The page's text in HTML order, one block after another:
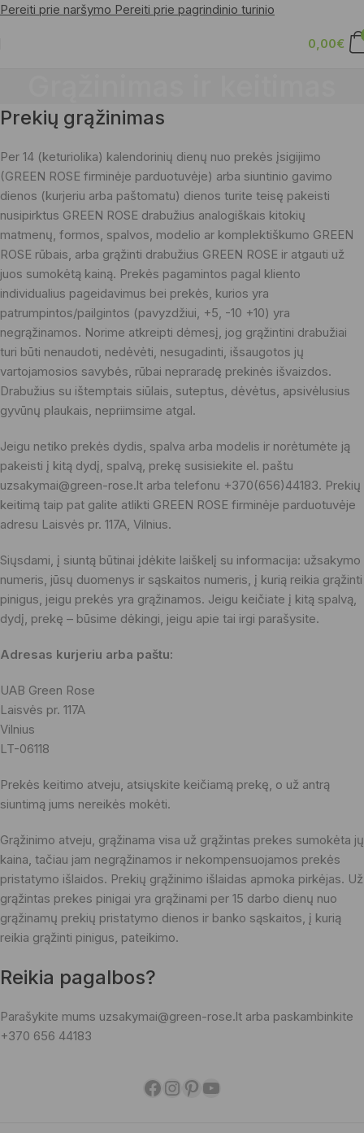
Pereiti prie naršymo Pereiti prie pagrindinio turinio
0,00€
Prekių grąžinimas
Per 14 (keturiolika) kalendorinių dienų nuo prekės įsigijimo
(GREEN ROSE firminėje parduotuvėje) arba siuntinio gavimo
dienos (kurjeriu arba paštomatu) dienos turite teisę pakeisti
nusipirktus GREEN ROSE drabužius analogiškais kitokių
matmenų, formos, spalvos, modelio ar komplektiškumo GREEN
ROSE rūbais, arba grąžinti drabužius GREEN ROSE ir atgauti už
juos sumokėtą kainą. Prekės pagamintos pagal kliento
individualius pageidavimus bei prekės, kurios yra
patrumpintos/pailgintos (pavyzdžiui, +5, -10 +10) yra
negrąžinamos. Norime atkreipti dėmesį, jog grąžintini drabužiai
turi būti nenaudoti, nedėvėti, nesugadinti, išsaugotos jų
vartojamosios savybės, rūbai nepraradę prekinės išvaizdos.
Drabužius su ištemptais siūlais, suteptus, dėvėtus, apsivėlusius
gyvūnų plaukais, nepriimsime atgal.
Jeigu netiko prekės dydis, spalva arba modelis ir norėtumėte ją
pakeisti į kitą dydį, spalvą, prekę susisiekite el. paštu
uzsakymai@green-rose.lt arba telefonu +370(656)44183. Prekių
keitimą taip pat galite atlikti GREEN ROSE firminėje parduotuvėje
adresu Laisvės pr. 117A, Vilnius.
Siųsdami, į siuntą būtinai įdėkite laiškelį su informacija: užsakymo
numeris, jūsų duomenys ir sąskaitos numeris, į kurią reikia grąžinti
pinigus, jeigu prekės yra grąžinamos. Jeigu keičiate į kitą spalvą,
dydį, prekę – būsime dėkingi, jeigu apie tai irgi parašysite.
Adresas kurjeriu arba paštu:
UAB Green Rose
Laisvės pr. 117A
Vilnius
LT-06118
Prekės keitimo atveju, atsiųskite keičiamą prekę, o už antrą
siuntimą jums nereikės mokėti.
Grąžinimo atveju, grąžinama visa už grąžintas prekes sumokėta jų
kaina, tačiau jam negrąžinamos ir nekompensuojamos prekės
pristatymo išlaidos. Prekių grąžinimo išlaidas apmoka pirkėjas. Už
grąžintas prekes pinigai yra grąžinami per 15 darbo dienų nuo
grąžinamų prekių pristatymo dienos ir banko sąskaitos, į kurią
reikia grąžinti pinigus, pateikimo.
Reikia pagalbos?
Parašykite mums uzsakymai@green-rose.lt arba paskambinkite
+370 656 44183